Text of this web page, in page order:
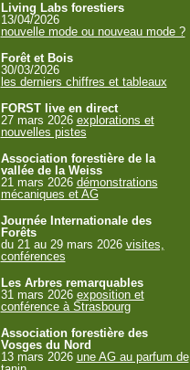
Living Labs forestiers
13/04/2026
nouvelle mode ou nouveau mode ?
Forêt et Bois
30/03/2026
les derniers chiffres et tableaux
FORST live en direct
27 mars 2026 explorations et
nouvelles pistes
Association forestière de la
vallée de la Weiss
21 mars 2026 démonstrations
mécaniques et AG
Journée Internationale des
Forêts
du 21 au 29 mars 2026 visites,
conférences
Les Arbres remarquables
31 mars 2026 exposition et
conférence à Strasbourg
Association forestière des
Vosges du Nord
13 mars 2026 une AG au parfum de